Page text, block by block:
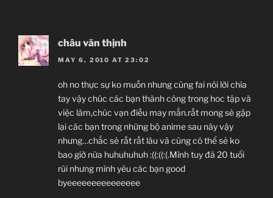
châu văn thịnh
MAY 6, 2010 AT 23:02
oh no thực sự ko muốn nhưng cũng fai nói lời chia
tay vậy chúc các bạn thành công trong hoc tập và
việc làm,chúc vạn điều may mắn.rất mong sẻ gặp
lại các bạn trong những bộ anime sau này vậy
nhưng…chắc sẻ rất rất lâu và cũng có thể sẻ ko
bao giờ nữa huhuhuhuh :((:((:(.Mình tuy đã 20 tuổi
rùi nhưng mình yêu các bạn good
byeeeeeeeeeeeeeee